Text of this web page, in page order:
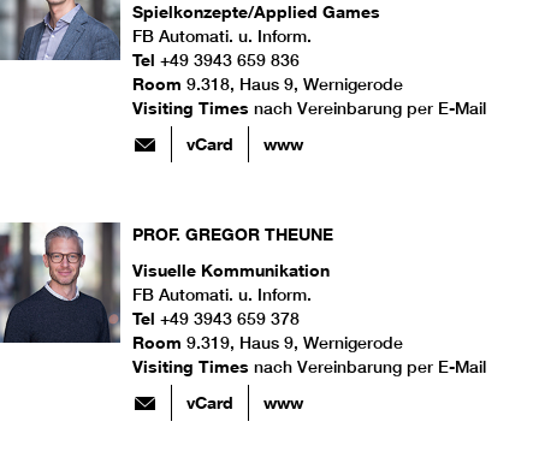
Spielkonzepte/Applied Games
FB Automati. u. Inform.
Tel +49 3943 659 836
Room 9.318, Haus 9, Wernigerode
Visiting Times nach Vereinbarung per E-Mail
vCard www
PROF. GREGOR THEUNE
Visuelle Kommunikation
FB Automati. u. Inform.
Tel +49 3943 659 378
Room 9.319, Haus 9, Wernigerode
Visiting Times nach Vereinbarung per E-Mail
vCard www